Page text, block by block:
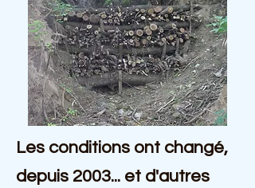
Les conditions ont changé,
depuis 2003... et d'autres